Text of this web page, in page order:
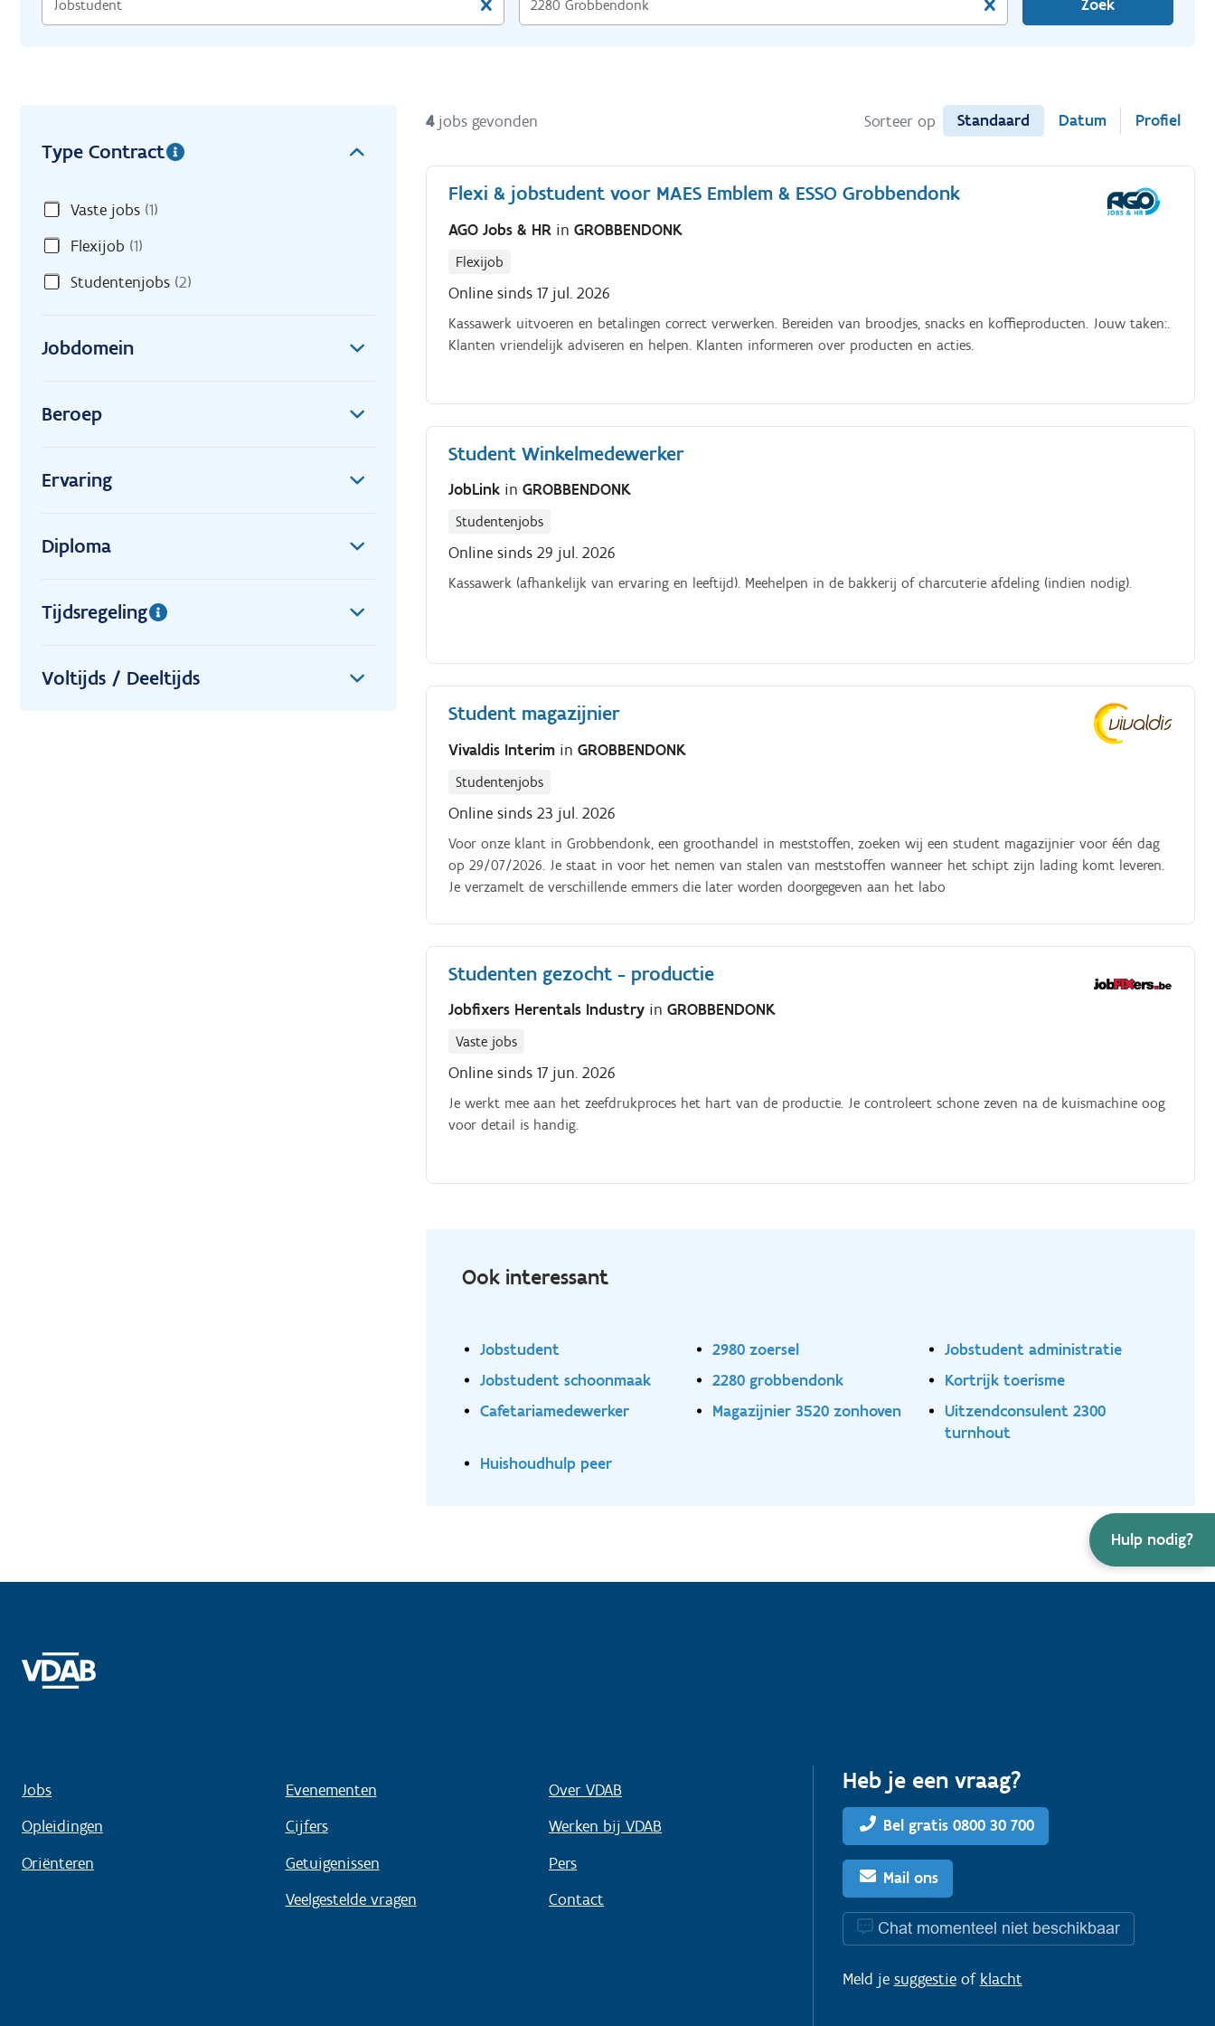
Hulp nodig?
Zoek
Type Contract
Vaste jobs (1)
Flexijob (1)
Studentenjobs (2)
Jobdomein
Beroep
Ervaring
Diploma
Tijdsregeling
Voltijds / Deeltijds
4 jobs gevonden Sorteer op Standaard Datum Profiel
Flexi & jobstudent voor MAES Emblem & ESSO Grobbendonk
AGO Jobs & HR inGROBBENDONK
Flexijob
Online sinds 17 jul. 2026
Kassawerk uitvoeren en betalingen correct verwerken. Bereiden van broodjes, snacks en koffieproducten. Jouw taken:.
Klanten vriendelijk adviseren en helpen. Klanten informeren over producten en acties.
Student Winkelmedewerker
JobLink inGROBBENDONK
Studentenjobs
Online sinds 29 jul. 2026
Kassawerk (afhankelijk van ervaring en leeftijd). Meehelpen in de bakkerij of charcuterie afdeling (indien nodig).
Student magazijnier
Vivaldis Interim inGROBBENDONK
Studentenjobs
Online sinds 23 jul. 2026
Voor onze klant in Grobbendonk, een groothandel in meststoffen, zoeken wij een student magazijnier voor één dag
op 29/07/2026. Je staat in voor het nemen van stalen van meststoffen wanneer het schipt zijn lading komt leveren.
Je verzamelt de verschillende emmers die later worden doorgegeven aan het labo
Studenten gezocht - productie
Jobfixers Herentals Industry inGROBBENDONK
Vaste jobs
Online sinds 17 jun. 2026
Je werkt mee aan het zeefdrukproces het hart van de productie. Je controleert schone zeven na de kuismachine oog
voor detail is handig.
Ook interessant
Jobstudent 2980 zoersel
Jobstudent administratie
Jobstudent schoonmaak
2280 grobbendonk
Kortrijk toerisme
Cafetariamedewerker
Magazijnier 3520 zonhoven
Uitzendconsulent 2300
turnhout
Huishoudhulp peer
Jobs
Opleidingen
Oriënteren
Evenementen
Cijfers
Getuigenissen
Veelgestelde vragen
Over VDAB
Werken bij VDAB
Pers
Contact
Heb je een vraag?
Bel gratis 0800 30 700
Mail ons
Chat momenteel niet beschikbaar
Meld je suggestieof klacht